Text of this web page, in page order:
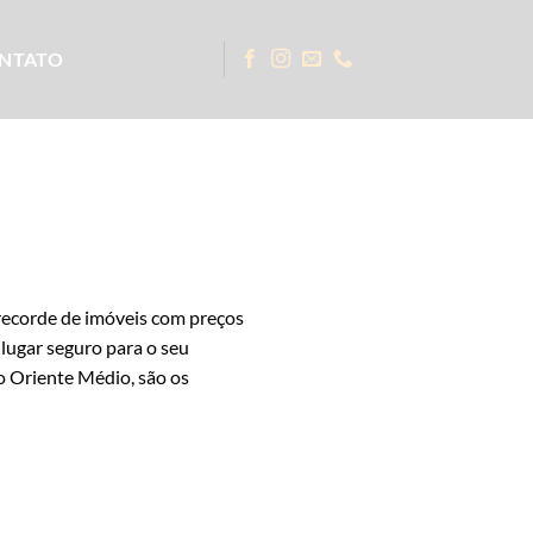
de imóveis com preços
seguro para o seu
Oriente Médio, são os